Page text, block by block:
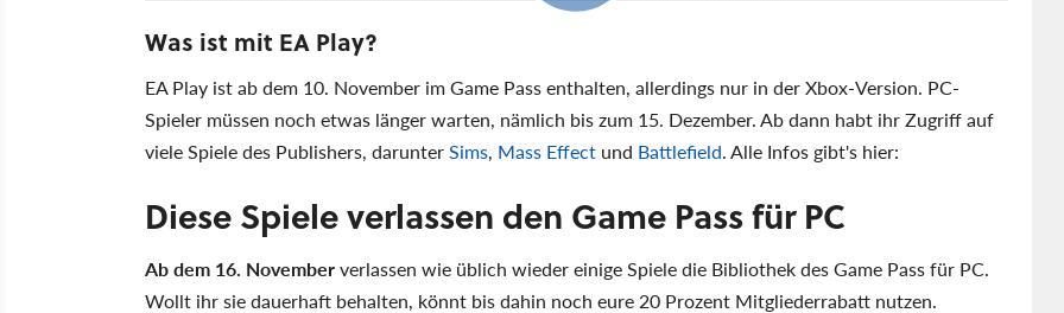
Was ist mit EA Play?
EA Play ist ab dem 10. November im Game Pass enthalten, allerdings nur in der Xbox-Version. PC-
Spieler müssen noch etwas länger warten, nämlich bis zum 15. Dezember. Ab dann habt ihr Zugriff auf
viele Spiele des Publishers, darunterSims, Mass Effect und Battlefield. Alle Infos gibt's hier:
Diese Spiele verlassen den Game Pass für PC
Ab dem 16. Novemberverlassen wie üblich wieder einige Spiele die Bibliothek des Game Pass für PC.
Wollt ihr sie dauerhaft behalten, könnt bis dahin noch eure 20 Prozent Mitgliederrabatt nutzen.